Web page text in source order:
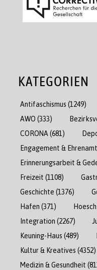
KATEGORIEN
Antifaschismus (1249)
AWO (333)
CORONA (681)
Engagement & Ehrenamt
Erinnerungsarbeit &
Freizeit (1108)
Geschichte (1376)
Hafen (371)
Integration (2267)
Keuning-Haus (489)
Kultur & Kreatives (4352)
Medizin & Gesundheit